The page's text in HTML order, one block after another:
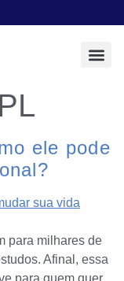
ele pode
para milhares de
Afinal, essa
para quem quer